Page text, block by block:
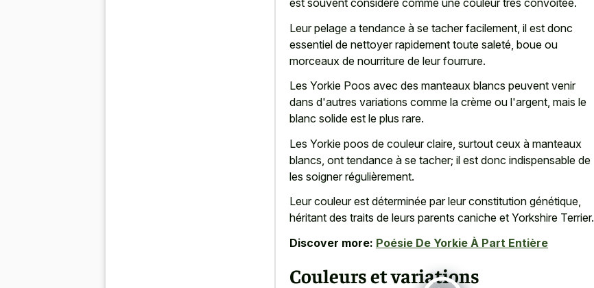
est souvent considéré comme une couleur très convoitée.
Leur pelage a tendance à se tacher facilement, il est donc
essentiel de nettoyer rapidement toute saleté, boue ou
morceaux de nourriture de leur fourrure.
Les Yorkie Poos avec des manteaux blancs peuvent venir
dans d'autres variations comme la crème ou l'argent, mais le
blanc solide est le plus rare.
Les Yorkie poos de couleur claire, surtout ceux à manteaux
blancs, ont tendance à se tacher; il est donc indispensable de
les soigner régulièrement.
Leur couleur est déterminée par leur constitution génétique,
héritant des traits de leurs parents caniche et Yorkshire Terrier.
Discover more: Poésie De Yorkie À Part Entière
Couleurs et variations